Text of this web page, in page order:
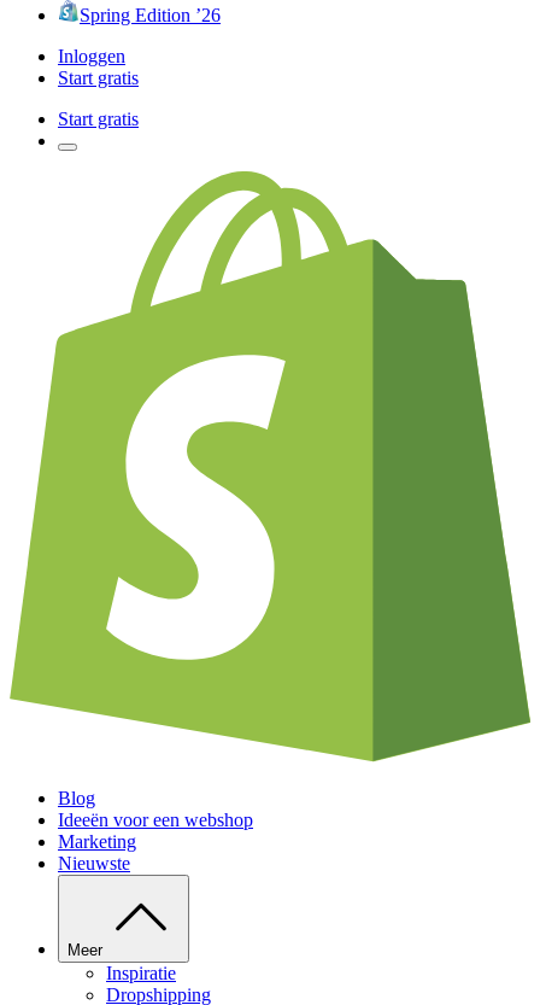
Spring Edition ’26
Inloggen
Start gratis
Start gratis
Blog
Ideeën voor een webshop
Marketing
Nieuwste
Meer
Inspiratie
Dropshipping